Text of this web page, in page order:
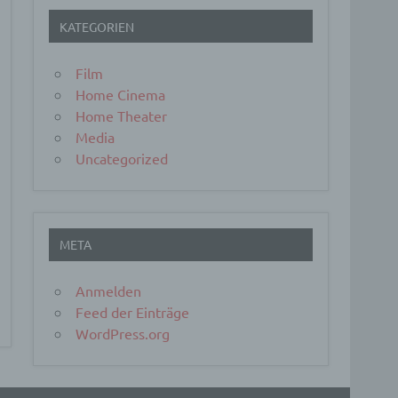
KATEGORIEN
Film
Home Cinema
Home Theater
Media
Uncategorized
META
Anmelden
Feed der Einträge
WordPress.org